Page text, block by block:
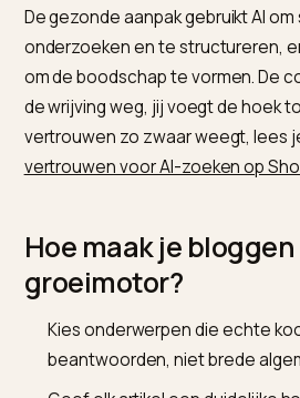
beantwoordt, verslaat
Waarom is puur
content een
beschrijft, schaadt leunen op
content je vertrouwen, je
De gezonde aanpak gebruikt AI